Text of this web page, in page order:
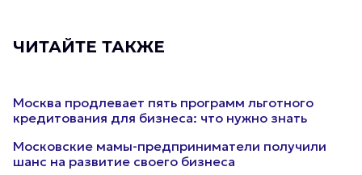
ЧИТАЙТЕ ТАКЖЕ
Москва продлевает пять программ льготного
кредитования для бизнеса: что нужно знать
Московские мамы-предприниматели получили
шанс на развитие своего бизнеса